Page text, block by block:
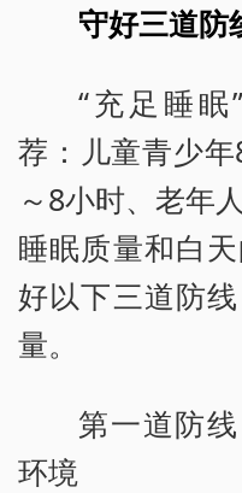
守好三道防
“充足睡
荐：儿童青少
～8小时、老年
睡眠质量和白
好以下三道防
量。
第一道防
环境